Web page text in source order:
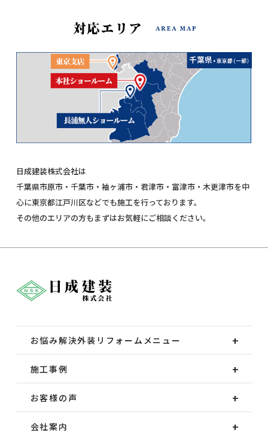
日成建装株式会社は
千葉県市原市・千葉市・袖ヶ浦市・君津市・富津市・木更津市を中
心に東京都江戸川区などでも施工を行っております。
その他のエリアの方もまずはお気軽にご相談ください。
お悩み解決外装 リフォームメニュー
施工事例
お客様の声
会社案内